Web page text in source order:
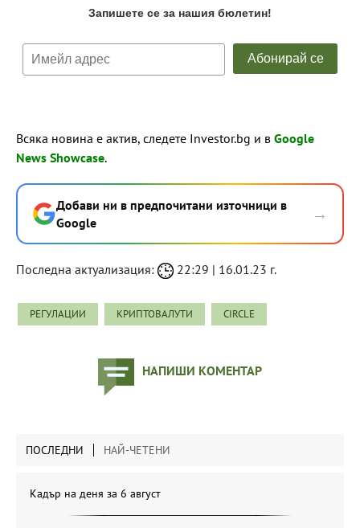
Всяка новина е актив, следете Investor.bg и в Google
News Showcase.
Добави ни в предпочитани източници в
Google
→
Последна актуализация: 22:29 | 16.01.23 г.
РЕГУЛАЦИИ КРИПТОВАЛУТИ CIRCLE
НАПИШИ КОМЕНТАР
ПОСЛЕДНИ НАЙ-ЧЕТЕНИ
Кадър на деня за 6 август